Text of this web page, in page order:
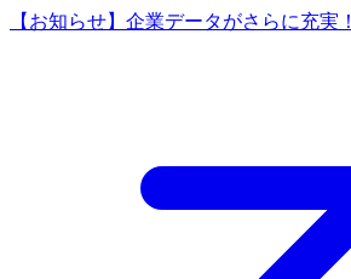
【お知らせ】企業データがさらに充実！